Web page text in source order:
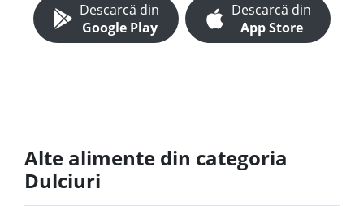
Descarcă din
Google Play
Descarcă din
App Store
Alte alimente din categoria
Dulciuri